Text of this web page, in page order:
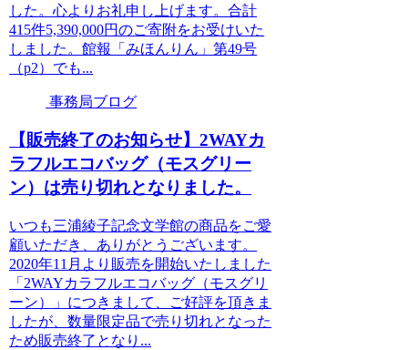
した。心よりお礼申し上げます。合計
415件5,390,000円のご寄附をお受けいた
しました。館報「みほんりん」第49号
（p2）でも...
事務局ブログ
【販売終了のお知らせ】2WAYカ
ラフルエコバッグ（モスグリー
ン）は売り切れとなりました。
いつも三浦綾子記念文学館の商品をご愛
顧いただき、ありがとうございます。
2020年11月より販売を開始いたしました
「2WAYカラフルエコバッグ（モスグリ
ーン）」につきまして、ご好評を頂きま
したが、数量限定品で売り切れとなった
ため販売終了となり...